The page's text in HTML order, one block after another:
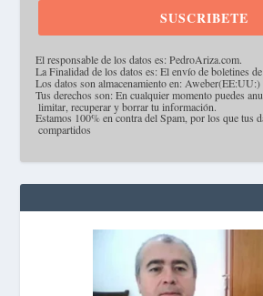
SUSCRIBETE
El responsable de los datos es: PedroAriza.com.
La Finalidad de los datos es: El envío de boletines
Los datos son almacenamiento en: Aweber(EE:UU:)
Tus derechos son: En cualquier momento puedes
limitar, recuperar y borrar tu información.
Estamos 100% en contra del Spam, por los que tus
compartidos